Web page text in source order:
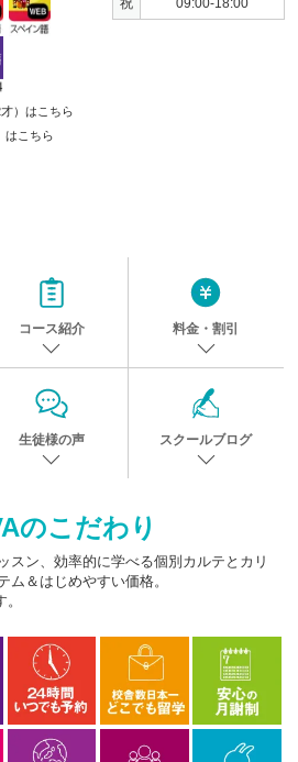
）はこちら
はこちら
祝 09:00-18:00
コース紹介 料金・割引
生徒様の声 スクールブログ
のこだわり
スン、効率的に学べる個別カルテとカリ
ム＆はじめやすい価格。